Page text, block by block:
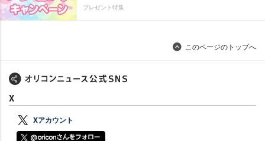
プレゼント特集
このページのトップへ
X
Xアカウント